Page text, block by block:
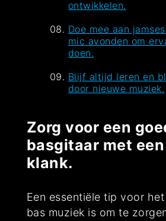
ontwikkelen.
Doe mee aan
mic avonden om
doen.
Blijf altijd leren en
door nieuwe muziek.
Zorg voor een
basgitaar met
klank.
Een essentiële tip voor
bas muziek is om te